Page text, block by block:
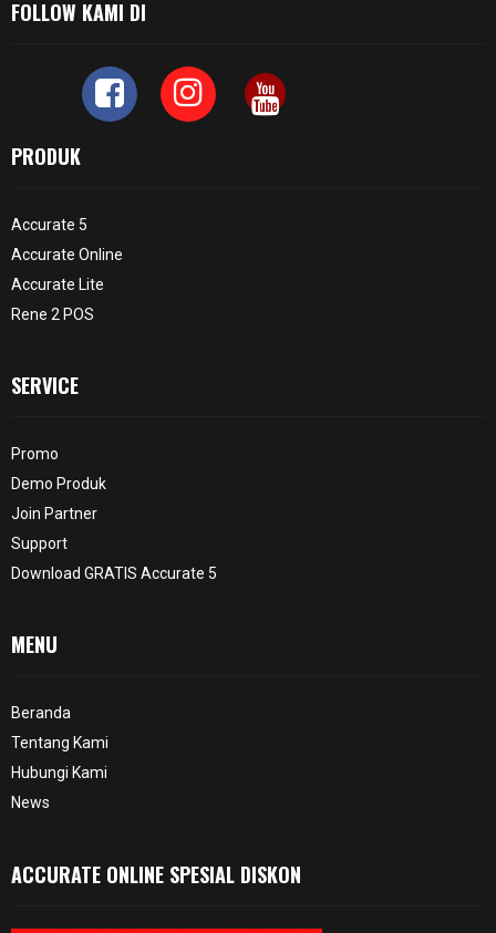
FOLLOW KAMI DI
PRODUK
Accurate 5
Accurate Online
Accurate Lite
Rene 2 POS
SERVICE
Promo
Demo Produk
Join Partner
Support
Download GRATIS Accurate 5
MENU
Beranda
Tentang Kami
Hubungi Kami
News
ACCURATE ONLINE SPESIAL DISKON